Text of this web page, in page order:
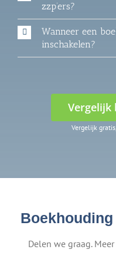
zzp’ers?
Wanneer een
inschakelen?
Vergelijk
Vergelijk
Delen we graag.